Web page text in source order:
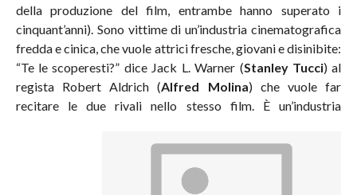
della produzione del film, entrambe hanno superato i
cinquant’anni). Sono vittime di un’industria cinematografica
fredda e cinica, che vuole attrici fresche, giovani e disinibite:
“Te le scoperesti?” dice Jack L. Warner (Stanley Tucci) al
regista Robert Aldrich (Alfred Molina) che vuole far
recitare le due rivali nello stesso film. È un’industria